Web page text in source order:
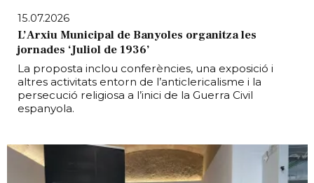
15.07.2026
L’Arxiu Municipal de Banyoles organitza les
jornades ‘Juliol de 1936’
La proposta inclou conferències, una exposició i
altres activitats entorn de l’anticlericalisme i la
persecució religiosa a l’inici de la Guerra Civil
espanyola.